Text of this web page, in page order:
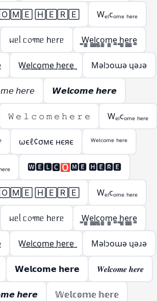
🄷🄴🅁🄴 Wₑₗcₒₘₑ ₕₑᵣₑ
ᥕᥱᥣ ᥴ᥆꧑ᥱ hᥱrᥱ ̳W̳̳e̳̳l̳̳c̳̳o̳̳m̳̳e̳ ̳h̳̳e̳̳r̳̳e̳
W͢e͢l͢c͢o͢m͢e͢ h͢e͢r͢e͢ Mǝlɔoɯǝ ɥǝɹǝ
𝘩𝘦𝘳𝘦 𝙒𝙚𝙡𝙘𝙤𝙢𝙚 𝙝𝙚𝙧𝙚
𝚆 𝚎 𝚕 𝚌 𝚘 𝚖 𝚎 𝚑 𝚎 𝚛 𝚎 Wₑₗcₒₘₑ ₕₑᵣₑ
ωєℓ¢σмє нєяє ᵂᵉˡᶜᵒᵐᵉ ʰᵉʳᵉ
🆆🅴🅻🅲🅾🅼🅴 🅷🅴🆁🅴
🄷🄴🅁🄴 Wₑₗcₒₘₑ ₕₑᵣₑ
ᥕᥱᥣ ᥴ᥆꧑ᥱ hᥱrᥱ ̳W̳̳e̳̳l̳̳c̳̳o̳̳m̳̳e̳ ̳h̳̳e̳̳r̳̳e̳
W͢e͢l͢c͢o͢m͢e͢ h͢e͢r͢e͢ Mǝlɔoɯǝ ɥǝɹǝ
𝗪𝗲𝗹𝗰𝗼𝗺𝗲 𝗵𝗲𝗿𝗲 𝑾𝒆𝒍𝒄𝒐𝒎𝒆 𝒉𝒆𝒓𝒆
𝙝𝙚𝙧𝙚 𝕎𝕖𝕝𝕔𝕠𝕞𝕖 𝕙𝕖𝕣𝕖